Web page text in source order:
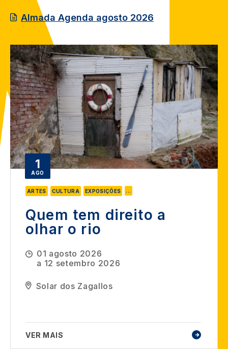
Almada Agenda agosto 2026
Image
1
AGO
ARTES CULTURA EXPOSIÇÕES ...
Quem tem direito a
olhar o rio
01 agosto 2026
a 12 setembro 2026
Solar dos Zagallos
VER MAIS